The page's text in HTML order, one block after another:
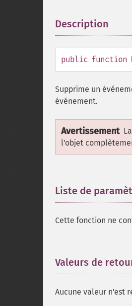
Description
public function
Supprime un
événement.
Avertissement
l'objet
Liste de
Cette fonction ne
Valeurs de
Aucune valeur n'est